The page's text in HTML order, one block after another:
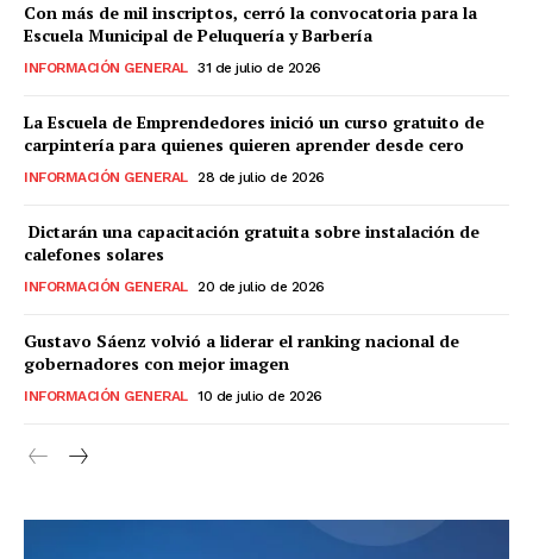
Con más de mil inscriptos, cerró la convocatoria para la
Escuela Municipal de Peluquería y Barbería
INFORMACIÓN GENERAL 31 de julio de 2026
La Escuela de Emprendedores inició un curso gratuito de
carpintería para quienes quieren aprender desde cero
INFORMACIÓN GENERAL 28 de julio de 2026
Dictarán una capacitación gratuita sobre instalación de
calefones solares
INFORMACIÓN GENERAL 20 de julio de 2026
Gustavo Sáenz volvió a liderar el ranking nacional de
gobernadores con mejor imagen
INFORMACIÓN GENERAL 10 de julio de 2026